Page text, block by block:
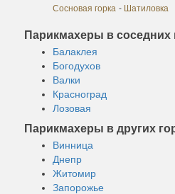
Сосновая горка - Шатиловка
Парикмахеры в соседних
Балаклея
Богодухов
Валки
Красноград
Лозовая
Парикмахеры в других
Винница
Днепр
Житомир
Запорожье